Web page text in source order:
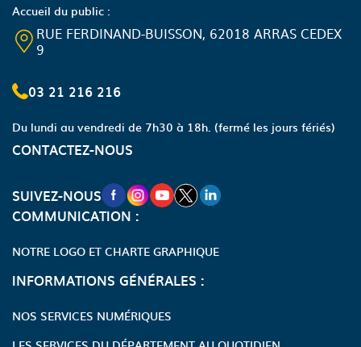
Accueil du public :
RUE FERDINAND-BUISSON, 62018 ARRAS CEDEX
9
03 21 216 216
Du lundi au vendredi de 7h30 à 18h. (fermé les jours fériés)
CONTACTEZ-NOUS
SUIVEZ-NOUSNOUVELLE FENÊTRE VERS LA PAGE
NOUVELLE FENÊTRE VERS LA
NOUVELLE FENÊTRE VERS LA
NOUVELLE FENÊTRE VERS
NOUVELLE FENÊTRE
COMMUNICATION :
NOTRE LOGO ET CHARTE GRAPHIQUE
INFORMATIONS GÉNÉRALES :
NOS SERVICES NUMÉRIQUES